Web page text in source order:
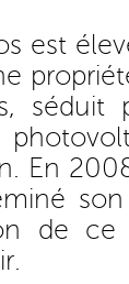
est
séduit
En
de ce